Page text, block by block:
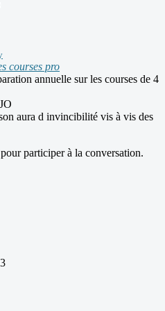
courses pro
annuelle sur les courses de 4
aura d invincibilité vis à vis des
pour participer à la conversation.